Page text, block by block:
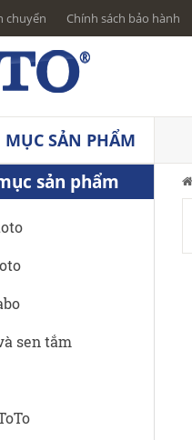
chuyển Chính sách bảo hành
SẢN PHẨM
sản phẩm
sen tắm